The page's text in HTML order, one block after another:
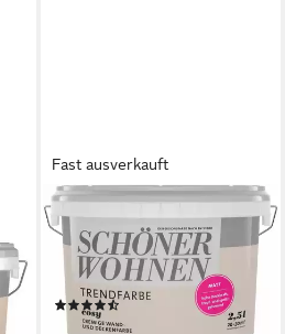
Fast ausverkauft
Wand- und Deckenfarbe Cosy,
Tropf- und spritzgehemmt,
Lösemittelfrei
34,90 €